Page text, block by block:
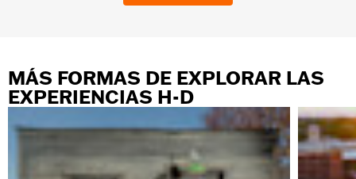
MÁS FORMAS DE EXPLORAR LAS
EXPERIENCIAS H-D